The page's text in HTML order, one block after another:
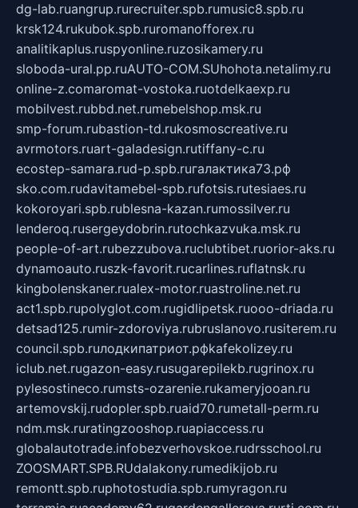
dg-lab.ruangrup.rurecruiter.spb.rumusic8.spb.ru
krsk124.rukubok.spb.ruromanofforex.ru
analitikaplus.ruspyonline.ruzosikamery.ru
sloboda-ural.pp.ruAUTO-COM.SUhohota.netalimy.ru
online-z.comaromat-vostoka.ruotdelkaexp.ru
mobilvest.rubbd.net.rumebelshop.msk.ru
smp-forum.rubastion-td.rukosmoscreative.ru
avrmotors.ruart-galadesign.rutiffany-c.ru
ecostep-samara.rud-p.spb.ruгалактика73.рф
sko.com.rudavitamebel-spb.rufotsis.rutesiaes.ru
kokoroyari.spb.rublesna-kazan.rumossilver.ru
lenderoq.rusergeydobrin.rutochkazvuka.msk.ru
people-of-art.rubezzubova.ruclubtibet.ruorior-aks.ru
dynamoauto.ruszk-favorit.rucarlines.ruflatnsk.ru
kingbolenskaner.rualex-motor.ruastroline.net.ru
act1.spb.rupolyglot.com.rugidlipetsk.ruooo-driada.ru
detsad125.rumir-zdoroviya.rubruslanovo.rusiterem.ru
council.spb.ruлодкипатриот.рфkafekolizey.ru
iclub.net.rugazon-easy.rusugarepilekb.rugrinox.ru
pylesostineco.rumsts-ozarenie.rukameryjooan.ru
artemovskij.rudopler.spb.ruaid70.rumetall-perm.ru
ndm.msk.ruratingzooshop.ruapiaccess.ru
globalautotrade.infobezverhovskoe.rudrsschool.ru
ZOOSMART.SPB.RUdalakony.rumedikijob.ru
remontt.spb.ruphotostudia.spb.rumyragon.ru